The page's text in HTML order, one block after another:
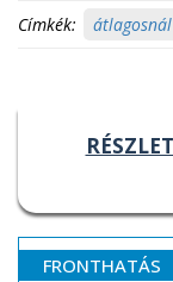
Címkék:
FRONTHATÁS